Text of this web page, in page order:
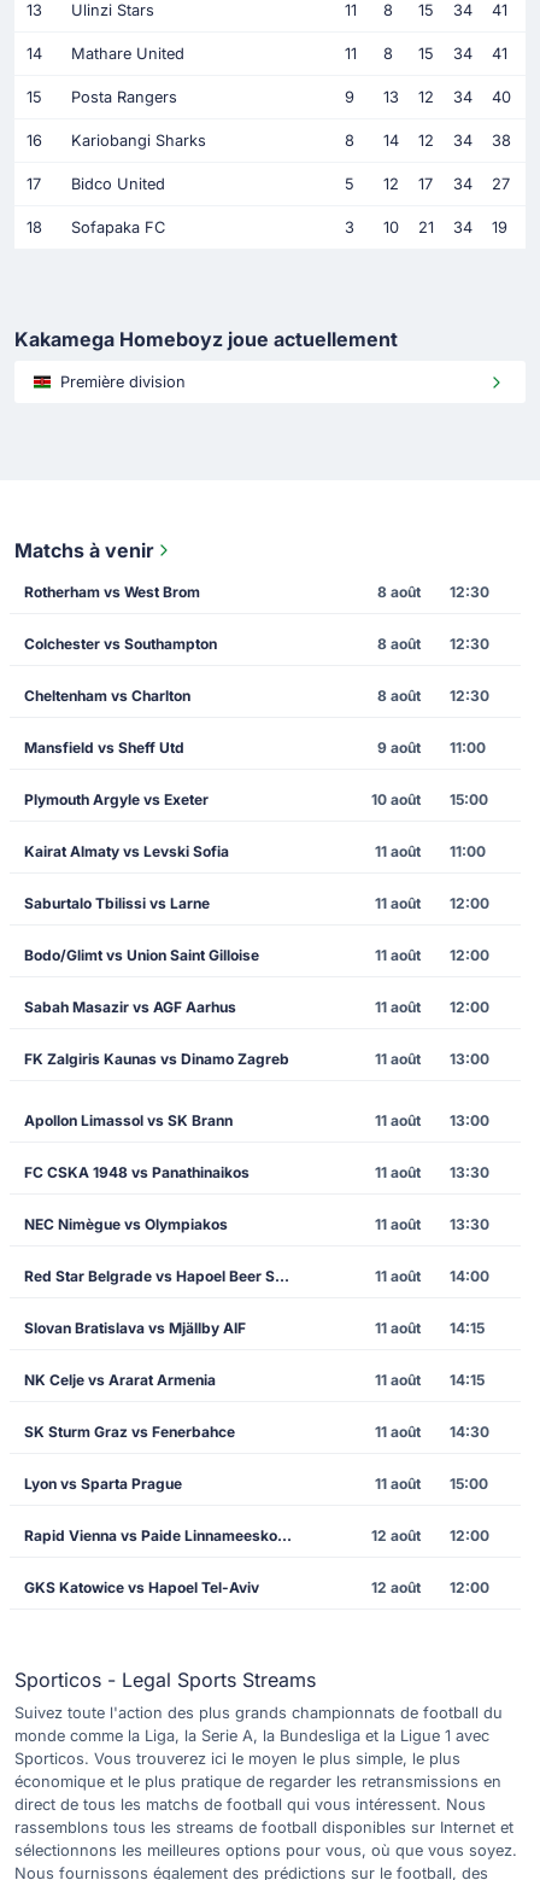
13 Ulinzi Stars 11 8 15 34 41
14 Mathare United 11 8 15 34 41
15 Posta Rangers 9 13 12 34 40
16 Kariobangi Sharks 8 14 12 34 38
17 Bidco United 5 12 17 34 27
18 Sofapaka FC 3 10 21 34 19
Kakamega Homeboyz joue actuellement
Première division
Matchs à venir
Rotherham vs West Brom 8 août 12:30
Colchester vs Southampton 8 août 12:30
Cheltenham vs Charlton 8 août 12:30
Mansfield vs Sheff Utd 9 août 11:00
Plymouth Argyle vs Exeter 10 août 15:00
Kairat Almaty vs Levski Sofia 11 août 11:00
Saburtalo Tbilissi vs Larne 11 août 12:00
Bodo/Glimt vs Union Saint Gilloise 11 août 12:00
Sabah Masazir vs AGF Aarhus 11 août 12:00
FK Zalgiris Kaunas vs Dinamo Zagreb 11 août 13:00
Apollon Limassol vs SK Brann 11 août 13:00
FC CSKA 1948 vs Panathinaikos 11 août 13:30
NEC Nimègue vs Olympiakos 11 août 13:30
Red Star Belgrade vs Hapoel Beer Sheva 11 août 14:00
Slovan Bratislava vs Mjällby AIF 11 août 14:15
NK Celje vs Ararat Armenia 11 août 14:15
SK Sturm Graz vs Fenerbahce 11 août 14:30
Lyon vs Sparta Prague 11 août 15:00
Rapid Vienna vs Paide Linnameeskond 12 août 12:00
GKS Katowice vs Hapoel Tel-Aviv 12 août 12:00
Sporticos - Legal Sports Streams
Suivez toute l'action des plus grands championnats de football du
monde comme la Liga, la Serie A, la Bundesliga et la Ligue 1 avec
Sporticos. Vous trouverez ici le moyen le plus simple, le plus
économique et le plus pratique de regarder les retransmissions en
direct de tous les matchs de football qui vous intéressent. Nous
rassemblons tous les streams de football disponibles sur Internet et
sélectionnons les meilleures options pour vous, où que vous soyez.
Nous fournissons également des prédictions sur le football, des